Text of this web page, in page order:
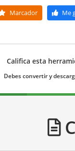
Marcador Me
Califica esta
Debes convertir y